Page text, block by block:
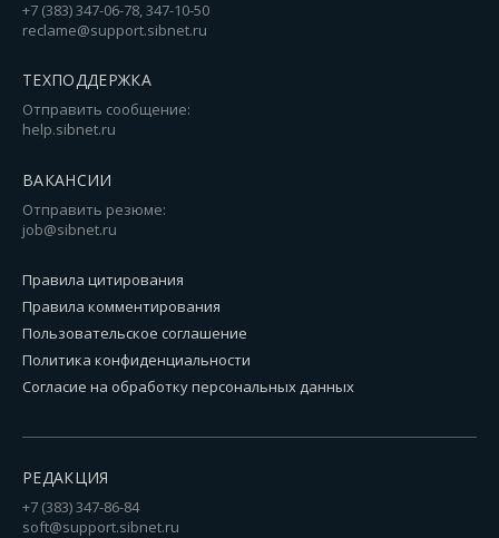
+7 (383) 347-06-78, 347-10-50
reclame@support.sibnet.ru
ТЕХПОДДЕРЖКА
Отправить сообщение:
help.sibnet.ru
ВАКАНСИИ
Отправить резюме:
job@sibnet.ru
Правила цитирования
Правила комментирования
Пользовательское соглашение
Политика конфиденциальности
Согласие на обработку персональных данных
РЕДАКЦИЯ
+7 (383) 347-86-84
soft@support.sibnet.ru